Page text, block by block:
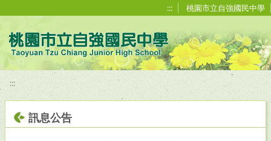
::: 桃園市立自強國民中學
:::
訊息公告